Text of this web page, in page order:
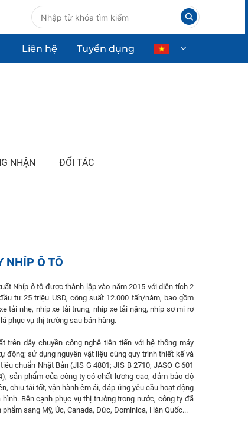
Liên hệ Tuyển dụng
NHẬN ĐỐI TÁC
NHÍP Ô TÔ
Nhíp ô tô được thành lập vào năm 2015 với diện tích 2
tư 25 triệu USD, công suất 12.000 tấn/năm, bao gồm
tải nhẹ, nhíp xe tải trung, nhíp xe tải nặng, nhíp sơ mi rơ
phục vụ thị trường sau bán hàng.
trên dây chuyền công nghệ tiên tiến với hệ thống máy
động; sử dụng nguyên vật liệu cùng quy trình thiết kế và
chuẩn Nhật Bản (JIS G 4801; JIS B 2710; JASO C 601
sản phẩm của công ty có chất lượng cao, đảm bảo độ
chịu tải tốt, vận hành êm ái, đáp ứng yêu cầu hoạt động
hình. Bên cạnh phục vụ thị trường trong nước, công ty đã
phẩm sang Mỹ, Úc, Canada, Đức, Dominica, Hàn Quốc...